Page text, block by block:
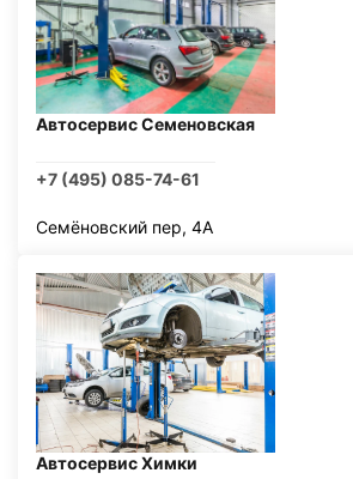
Автосервис Семеновская
+7 (495) 085-74-61
Семёновский пер, 4А
Автосервис Химки